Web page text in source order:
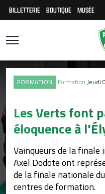
BILLETTERIE BOUTIQUE MUSÉE
FORMATION Formation Jeudi
Les Verts font
éloquence à
Vainqueurs de la
Axel Dodote ont
de la finale nationale du
centres de formation.